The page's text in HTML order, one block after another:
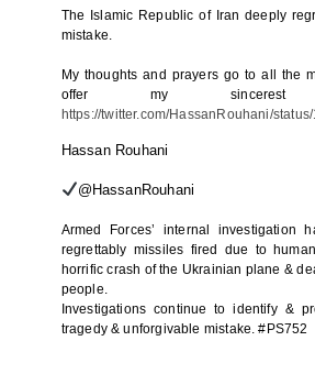
The Islamic Republic of Iran deeply
mistake.
My thoughts and prayers go to all the
offer my sincerest
https://twitter.com/HassanRouhani/
Hassan Rouhani
@HassanRouhani
Armed Forces’ internal investigation
regrettably missiles fired due to
horrific crash of the Ukrainian plane &
people.
Investigations continue to identify &
tragedy & unforgivable mistake.#PS752